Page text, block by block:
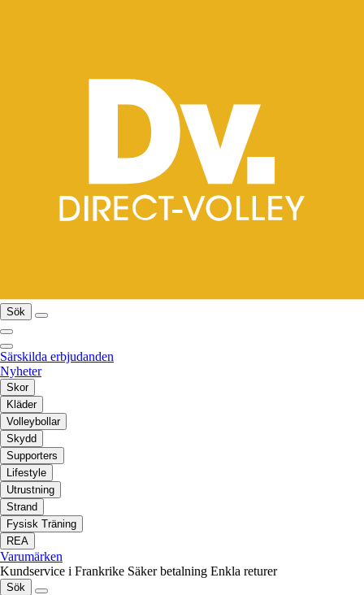
Sök
Särskilda erbjudanden
Nyheter
Skor
Kläder
Volleybollar
Skydd
Supporters
Lifestyle
Utrustning
Strand
Fysisk Träning
REA
Varumärken
Kundservice i Frankrike Säker betalning Enkla returer
Sök